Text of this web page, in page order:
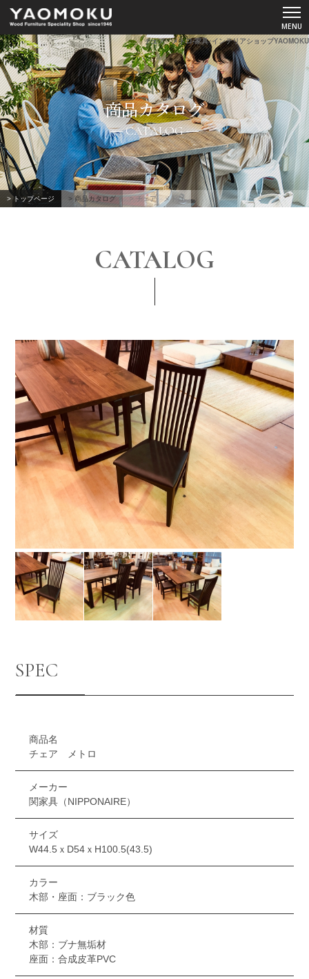
ショールーム
YAOMOKUについて
商品カタログ
スペシャルコンテンツ
チェア メトロ-家具･インテリアショップYAOMOKU
商品カタログ
CATALOG
> トップページ > 商品カタログ > チェア メトロ
CATALOG
SPEC
商品名
チェア メトロ
メーカー
関家具（NIPPONAIRE）
サイズ
W44.5ｘD54ｘH100.5(43.5)
カラー
木部・座面：ブラック色
材質
木部：ブナ無垢材
座面：合成皮革PVC